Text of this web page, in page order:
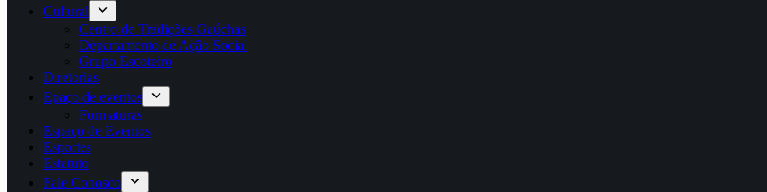
Cultural
Centro de Tradições Gaúchas
Departamento de Ação Social
Grupo Escoteiro
Diretorias
Epaço de eventos
Formaturas
Espaço de Eventos
Esportes
Estatuto
Fale Conosco